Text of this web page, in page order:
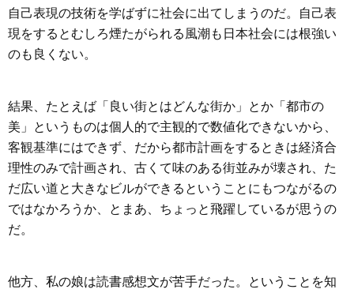
自己表現の技術を学ばずに社会に出てしまうのだ。自己表
現をするとむしろ煙たがられる風潮も日本社会には根強い
のも良くない。
結果、たとえば「良い街とはどんな街か」とか「都市の
美」というものは個人的で主観的で数値化できないから、
客観基準にはできず、だから都市計画をするときは経済合
理性のみで計画され、古くて味のある街並みが壊され、た
だ広い道と大きなビルができるということにもつながるの
ではなかろうか、とまあ、ちょっと飛躍しているが思うの
だ。
他方、私の娘は読書感想文が苦手だった。ということを知